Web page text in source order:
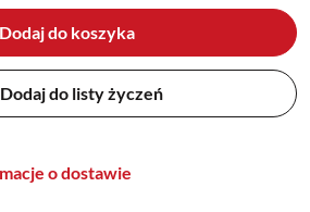
Dodaj do koszyka
Dodaj do listy życzeń
o dostawie